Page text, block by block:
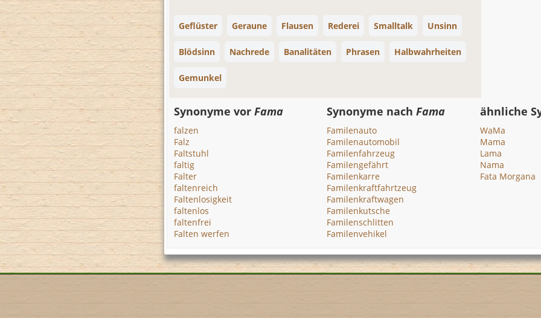
Geflüster Geraune Flausen Rederei Smalltalk Unsinn
Blödsinn Nachrede Banalitäten Phrasen Halbwahrheiten
Gemunkel
Synonyme vor Fama
falzen
Falz
Faltstuhl
faltig
Falter
faltenreich
Faltenlosigkeit
faltenlos
faltenfrei
Falten werfen
Synonyme nachFama
Familenauto
Familenautomobil
Familenfahrzeug
Familengefährt
Familenkarre
Familenkraftfahrtzeug
Familenkraftwagen
Familenkutsche
Familenschlitten
Familenvehikel
ähnliche
WaMa
Mama
Lama
Nama
Fata Morgana